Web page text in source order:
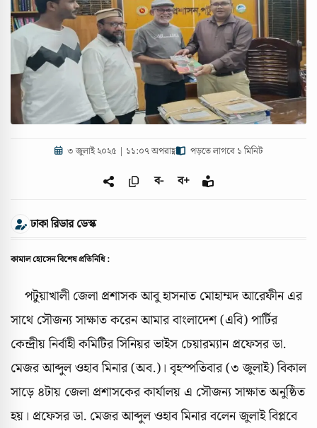
৩ জুলাই ২০২৫ | ১১:০৭ অপরাহ্ণ পড়তে লাগবে ১ মিনিট
ব- ব+
ঢাকা রিডার ডেস্ক
কামাল হোসেন বিশেষ প্রতিনিধি :
পটুয়াখালী জেলা প্রশাসক আবু হাসনাত মোহাম্মদ আরেফীন এর
সাথে সৌজন্য সাক্ষাত করেন আমার বাংলাদেশ (এবি) পার্টির
কেন্দ্রীয় নির্বাহী কমিটির সিনিয়র ভাইস চেয়ারম্যান প্রফেসর ডা.
মেজর আব্দুল ওহাব মিনার (অব.)। বৃহস্পতিবার (৩ জুলাই) বিকাল
সাড়ে ৪টায় জেলা প্রশাসকের কার্যালয় এ সৌজন্য সাক্ষাত অনুষ্ঠিত
হয়। প্রফেসর ডা. মেজর আব্দুল ওহাব মিনার বলেন জুলাই বিপ্লবে